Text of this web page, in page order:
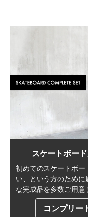
スケートボー
初めてのスケートボー
い、
という方のために
な完成品を多数ご用意
コンプリー